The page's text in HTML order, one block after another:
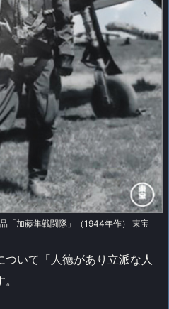
「加藤隼戦闘隊」（1944年作） 東宝
いて「人徳があり立派な人